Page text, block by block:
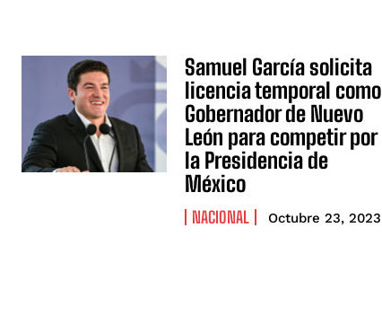
Samuel García solicita
licencia temporal como
Gobernador de Nuevo
León para competir por
la Presidencia de
México
NACIONAL Octubre 23, 2023